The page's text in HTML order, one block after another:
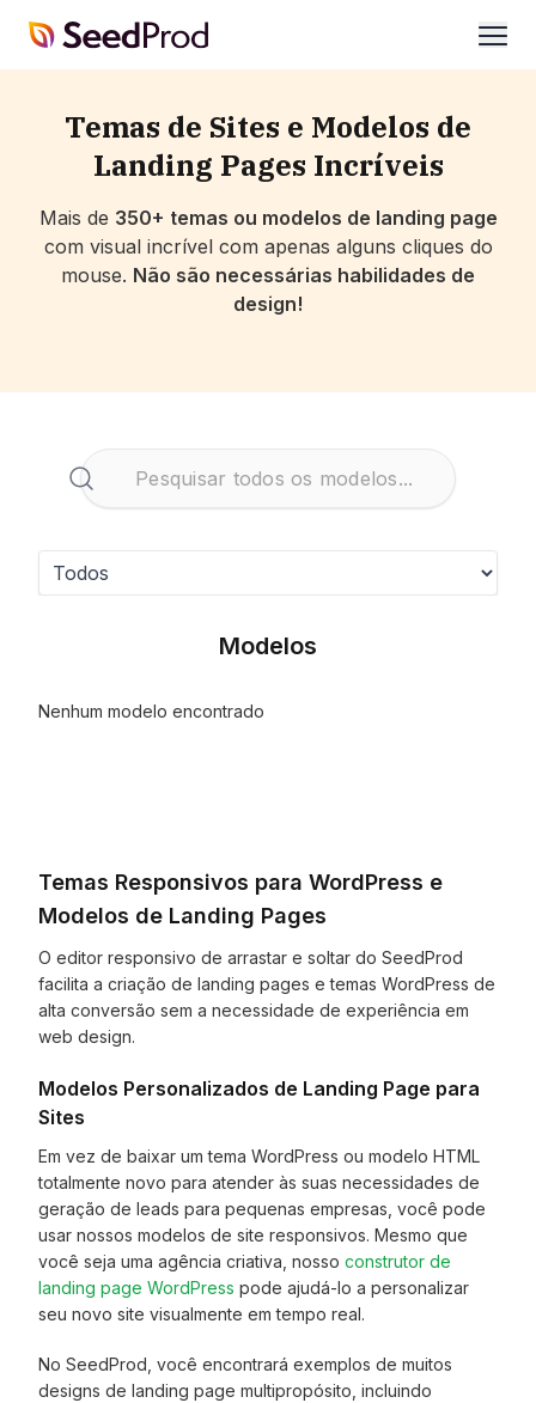
SeedProd
Temas de Sites e Modelos de
Landing Pages Incríveis
Mais de 350+ temas ou modelos de landing page
com visual incrível com apenas alguns cliques do
mouse. Não são necessárias habilidades de
design!
Modelos
Nenhum modelo encontrado
Temas Responsivos para WordPress e
Modelos de Landing Pages
O editor responsivo de arrastar e soltar do SeedProd
facilita a criação de landing pages e temas WordPress de
alta conversão sem a necessidade de experiência em
web design.
Modelos Personalizados de Landing Page para
Sites
Em vez de baixar um tema WordPress ou modelo HTML
totalmente novo para atender às suas necessidades de
geração de leads para pequenas empresas, você pode
usar nossos modelos de site responsivos. Mesmo que
você seja uma agência criativa, nosso construtor de
landing page WordPress pode ajudá-lo a personalizar
seu novo site visualmente em tempo real.
No SeedProd, você encontrará exemplos de muitos
designs de landing page multipropósito, incluindo